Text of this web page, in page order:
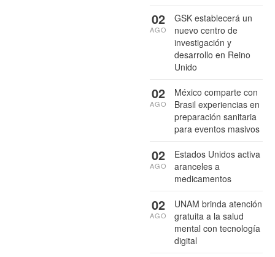
GSK establecerá un
nuevo centro de
investigación y
desarrollo en Reino
Unido
02
AGO
México comparte con
Brasil experiencias en
preparación sanitaria
para eventos masivos
02
AGO
Estados Unidos activa
aranceles a
medicamentos
02
AGO
UNAM brinda atención
gratuita a la salud
mental con tecnología
digital
02
AGO